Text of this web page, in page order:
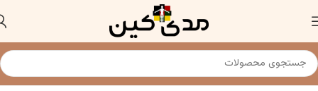
خانه مولاژ و مدل های آناتومی